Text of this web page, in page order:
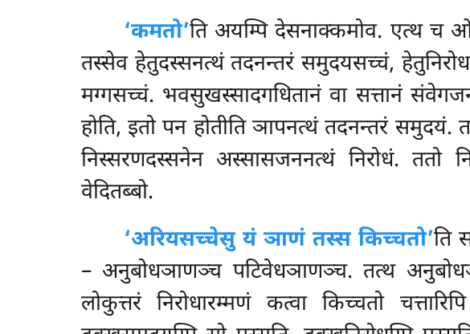
‘कमतो’ति अयम्पि देसनाक्कमोव. एत्थ च
तस्सेव हेतुदस्सनत्थं तदनन्तरं समुदयसच्चं,
मग्गसच्चं. भवसुखस्सादगधितानं वा सत्तानं
होति, इतो पन होतीति ञापनत्थं तदनन्तरं समुदयं.
निस्सरणदस्सनेन अस्सासजननत्थं निरोधं. ततो
वेदितब्बो.
‘अरियसच्चेसु यं ञाणं तस्स किच्चतो’ति
– अनुबोधञाणञ्च पटिवेधञाणञ्च. तत्थ
लोकुत्तरं निरोधारम्मणं कत्वा किच्चतो